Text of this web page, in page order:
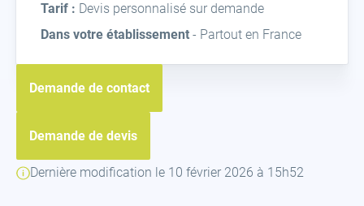
Tarif : Devis personnalisé sur demande
Dans votre établissement - Partout en France
Demande de contact
Demande de devis
Dernière modification le 10 février 2026 à 15h52